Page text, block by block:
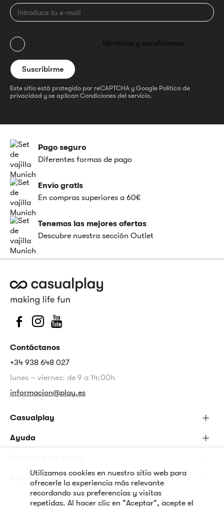
términos y condiciones
Este sitio está protegido por reCAPTCHA y Google Política de
privacidad y se aplican Condiciones del servicio.
Pago seguro
Diferentes formas de pago
Envío gratis
En compras superiores a 60€
Tenemos las mejores ofertas
Descubre nuestra sección Outlet
Contáctanos
+34 938 648 027
lunes – viernes: de 9 a 14:00h
informacion@play.es
Casualplay
Ayuda
Seguridad
Utilizamos cookies en nuestro sitio web para
ofrecerle la experiencia más relevante
recordando sus preferencias y visitas
repetidas. Al hacer clic en "Aceptar", acepte el